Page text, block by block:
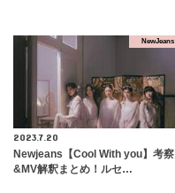
NewJeans
2023.7.20
Newjeans【Cool With you】考察
&MV解釈まとめ！ルセ…